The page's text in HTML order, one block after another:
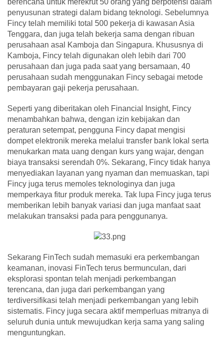
penyusunan strategi dalam bidang teknologi. Sebelumnya
Fincy telah memiliki total 500 pekerja di kawasan Asia
Tenggara, dan juga telah bekerja sama dengan ribuan
perusahaan asal Kamboja dan Singapura. Khususnya di
Kamboja, Fincy telah digunakan oleh lebih dari 700
perusahaan dan juga pada saat yang bersamaan, 40
perusahaan sudah menggunakan Fincy sebagai metode
pembayaran gaji pekerja perusahaan.
Seperti yang diberitakan oleh Financial Insight, Fincy
menambahkan bahwa, dengan izin kebijakan dan
peraturan setempat, pengguna Fincy dapat mengisi
dompet elektronik mereka melalui transfer bank lokal serta
menukarkan mata uang dengan kurs yang wajar, dengan
biaya transaksi serendah 0%. Sekarang, Fincy tidak hanya
menyediakan layanan yang nyaman dan memuaskan, tapi
Fincy juga terus memoles teknologinya dan juga
memperkaya fitur produk mereka. Tak lupa Fincy juga terus
memberikan lebih banyak variasi dan juga manfaat saat
melakukan transaksi pada para penggunanya.
Sekarang FinTech sudah memasuki era perkembangan
keamanan, inovasi FinTech terus bermunculan, dari
eksplorasi spontan telah menjadi perkembangan
terencana, dan juga dari perkembangan yang
terdiversifikasi telah menjadi perkembangan yang lebih
sistematis. Fincy juga secara aktif memperluas mitranya di
seluruh dunia untuk mewujudkan kerja sama yang saling
menguntungkan.